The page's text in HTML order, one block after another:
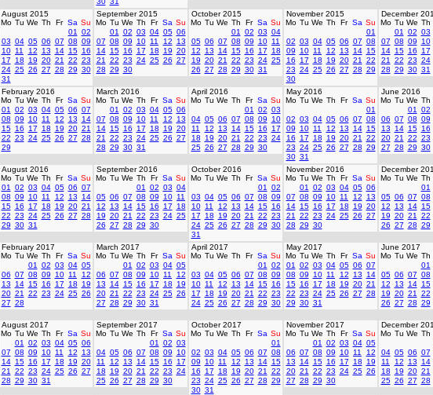
August 2015
Mo Tu We Th Fr Sa Su
01
02
03 04 05 06 07 08 09
10 11 12 13 14 15 16
17
18 19 20 21 22 23
24 25 26 27 28 29 30
31
September 2015
Mo Tu We Th Fr Sa Su
01
02 03 04 05 06
07 08 09 10 11 12
13
14 15 16 17 18 19 20
21
22 23 24 25 26 27
28 29 30
October 2015
Mo Tu We Th Fr Sa Su
01
02 03 04
05 06 07 08 09 10 11
12
13 14 15 16 17
18
19 20 21 22 23 24 25
26 27 28 29 30 31
November 2015
Mo Tu We Th Fr Sa Su
01
02 03 04 05 06 07 08
09
10 11 12 13 14 15
16
17 18 19 20 21
22
23 24 25 26 27 28 29
30
December
Mo Tu We Th
01
02 03
07 08 09 10
14 15 16 17
21
22 23 24
28 29 30 31
February 2016
Mo Tu We Th Fr Sa Su
01
02 03 04 05 06 07
08 09 10 11 12 13
14
15 16 17 18 19 20 21
22 23 24 25 26 27 28
29
March 2016
Mo Tu We Th Fr Sa Su
01
02 03 04 05 06
07 08 09 10 11 12
13
14 15 16 17 18 19 20
21
22 23 24 25 26 27
28 29 30 31
April 2016
Mo Tu We Th Fr Sa Su
01
02 03
04 05 06 07 08 09
10
11
12 13 14 15 16
17
18
19 20 21 22 23 24
25 26 27 28 29 30
May 2016
Mo Tu We Th Fr Sa Su
01
02 03 04 05 06 07 08
09
10 11 12 13 14 15
16
17 18 19 20 21
22
23 24 25 26 27 28 29
30 31
June 2016
Mo Tu We Th
01
02
06 07 08 09
13
14 15 16
20 21 22 23
27 28 29 30
August 2016
Mo Tu We Th Fr Sa Su
01
02 03 04 05 06 07
08 09 10 11 12 13
14
15 16 17 18 19 20 21
22 23 24 25 26 27 28
29 30 31
September 2016
Mo Tu We Th Fr Sa Su
01
02 03 04
05 06 07 08 09 10 11
12
13 14 15 16 17
18
19 20 21 22 23 24 25
26 27 28 29 30
October 2016
Mo Tu We Th Fr Sa Su
01
02
03 04 05 06 07 08 09
10 11 12 13 14 15 16
17
18 19 20 21 22 23
24 25 26 27 28 29 30
31
November 2016
Mo Tu We Th Fr Sa Su
01
02 03 04 05 06
07 08 09 10 11 12
13
14 15 16 17 18 19 20
21
22 23 24 25 26 27
28 29 30
December
Mo Tu We Th
01
05 06 07 08
12
13 14 15
19 20 21 22
26 27 28 29
February 2017
Mo Tu We Th Fr Sa Su
01
02 03 04 05
06 07 08 09 10 11
12
13
14 15 16 17 18
19
20 21 22 23 24 25 26
27 28
March 2017
Mo Tu We Th Fr Sa Su
01
02 03 04 05
06 07 08 09 10 11
12
13
14 15 16 17 18
19
20 21 22 23 24 25 26
27 28 29 30 31
April 2017
Mo Tu We Th Fr Sa Su
01
02
03 04 05 06 07 08 09
10 11 12 13 14 15 16
17
18 19 20 21 22 23
24 25 26 27 28 29 30
May 2017
Mo Tu We Th Fr Sa Su
01
02 03 04 05 06 07
08 09 10 11 12 13
14
15 16 17 18 19 20 21
22 23 24 25 26 27 28
29 30 31
June 2017
Mo Tu We Th
01
05 06 07 08
12
13 14 15
19 20 21 22
26 27 28 29
August 2017
Mo Tu We Th Fr Sa Su
01
02 03 04 05 06
07 08 09 10 11 12
13
14 15 16 17 18 19 20
21
22 23 24 25 26 27
28 29 30 31
September 2017
Mo Tu We Th Fr Sa Su
01
02 03
04 05 06 07 08 09
10
11
12 13 14 15 16
17
18
19 20 21 22 23 24
25 26 27 28 29 30
October 2017
Mo Tu We Th Fr Sa Su
01
02 03 04 05 06 07 08
09
10 11 12 13 14 15
16
17 18 19 20 21
22
23 24 25 26 27 28 29
30 31
November 2017
Mo Tu We Th Fr Sa Su
01
02 03 04 05
06 07 08 09 10 11
12
13
14 15 16 17 18
19
20 21 22 23 24 25 26
27 28 29 30
December
Mo Tu We Th
04 05 06 07
11
12 13 14
18
19 20 21
25 26 27 28